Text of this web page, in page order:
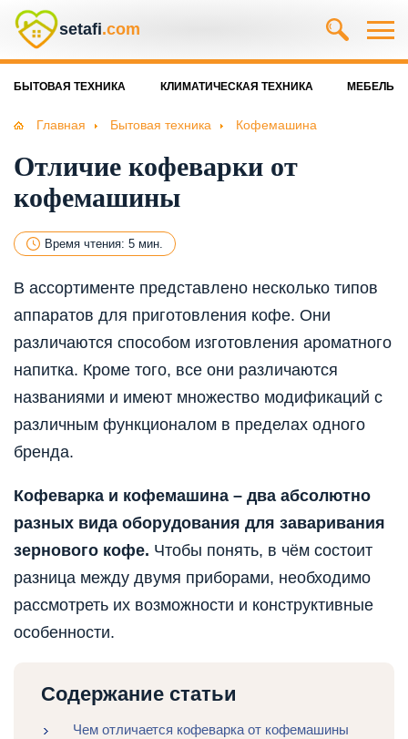
setafi.com
БЫТОВАЯ ТЕХНИКА КЛИМАТИЧЕСКАЯ ТЕХНИКА МЕБЕЛЬ
Главная Бытовая техника Кофемашина
Отличие кофеварки от
кофемашины
Время чтения: 5 мин.
В ассортименте представлено несколько типов
аппаратов для приготовления кофе. Они
различаются способом изготовления ароматного
напитка. Кроме того, все они различаются
названиями и имеют множество модификаций с
различным функционалом в пределах одного
бренда.
Кофеварка и кофемашина – два абсолютно
разных вида оборудования для заваривания
зернового кофе. Чтобы понять, в чём состоит
разница между двумя приборами, необходимо
рассмотреть их возможности и конструктивные
особенности.
Содержание статьи
Чем отличается кофеварка от кофемашины